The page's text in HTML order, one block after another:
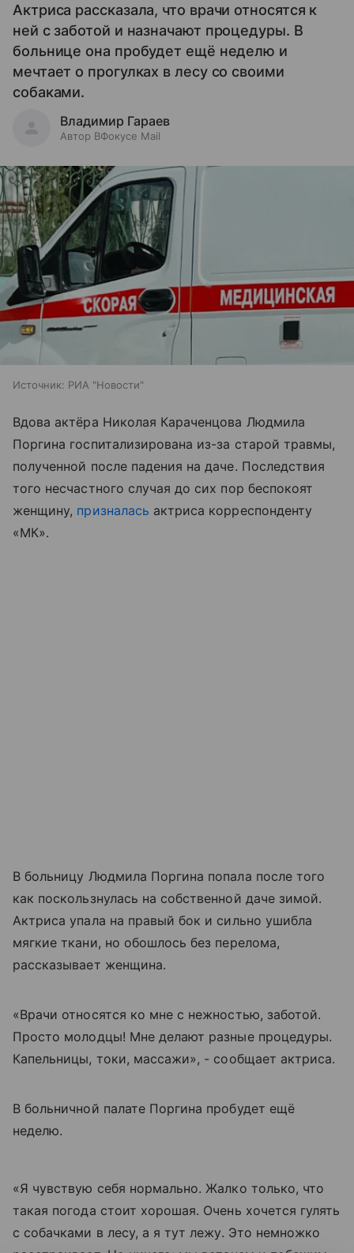
Актриса рассказала, что врачи относятся к
ней с заботой и назначают процедуры. В
больнице она пробудет ещё неделю и
мечтает о прогулках в лесу со своими
собаками.
Владимир Гараев
Автор ВФокусе Mail
Источник: РИА "Новости"
Вдова актёра Николая Караченцова Людмила
Поргина госпитализирована из-за старой травмы,
полученной после падения на даче. Последствия
того несчастного случая до сих пор беспокоят
женщину, призналась актриса корреспонденту
«МК».
В больницу Людмила Поргина попала после того
как поскользнулась на собственной даче зимой.
Актриса упала на правый бок и сильно ушибла
мягкие ткани, но обошлось без перелома,
рассказывает женщина.
«Врачи относятся ко мне с нежностью, заботой.
Просто молодцы! Мне делают разные процедуры.
Капельницы, токи, массажи», - сообщает актриса.
В больничной палате Поргина пробудет ещё
неделю.
«Я чувствую себя нормально. Жалко только, что
такая погода стоит хорошая. Очень хочется гулять
с собачками в лесу, а я тут лежу. Это немножко